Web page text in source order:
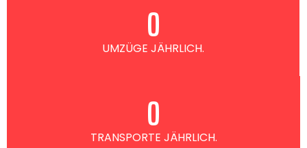
UMZÜGE JÄHRLICH.
0
TRANSPORTE JÄHRLICH.
0